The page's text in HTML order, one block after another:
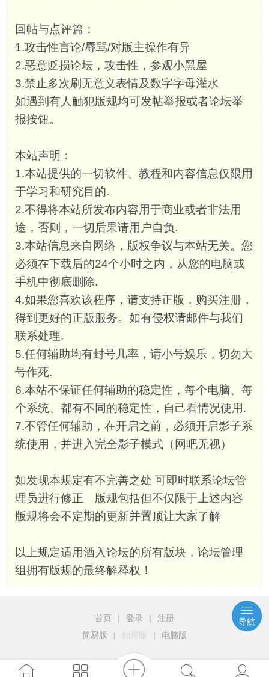
回帖与点评篇：
1.攻击性言论/辱骂/对版主操作有异
2.恶意贬损论坛，攻击性，参观小黑屋
3.禁止多次刷无意义表情及数字字母灌水
如遇到有人触犯版规均可发帖举报或者论坛举
报按钮。
本站声明：
1.本站提供的一切软件、教程和内容信息仅限用
于学习和研究目的.
2.不得将本站所发布内容用于商业或者非法用
途，否则，一切后果请用户自负.
3.本站信息来自网络，版权争议与本站无关。您
必须在下载后的24个小时之内，从您的电脑或
手机中彻底删除.
4.如果您喜欢该程序，请支持正版，购买注册，
得到更好的正版服务。如有侵权请邮件与我们
联系处理.
5.任何辅助均有封号几率，请小号娱乐，切勿大
号作死.
6.本站不保证任何辅助的稳定性，每个电脑、每
个系统、都有不同的稳定性，自己看情况使用.
7.不管任何辅助，在开启之前，必须开启影子系
统使用，并进入完全影子模式（网吧无视）
如发现本规定有不完善之处 可即时联系论坛管
理员进行修正 版规包括但不仅限于上述内容
版规将会不定期的更新并置顶让大家了解
以上规定适用酒入论坛的所有版块，论坛管理
组拥有版规的最终解释权！
首页 | 登录 |
注册
简易版
| 触屏版 | 电脑版
导航